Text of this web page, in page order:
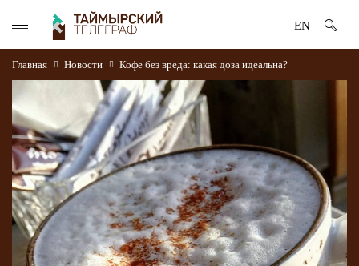
EN
Главная Новости Кофе без вреда: какая доза идеальна?